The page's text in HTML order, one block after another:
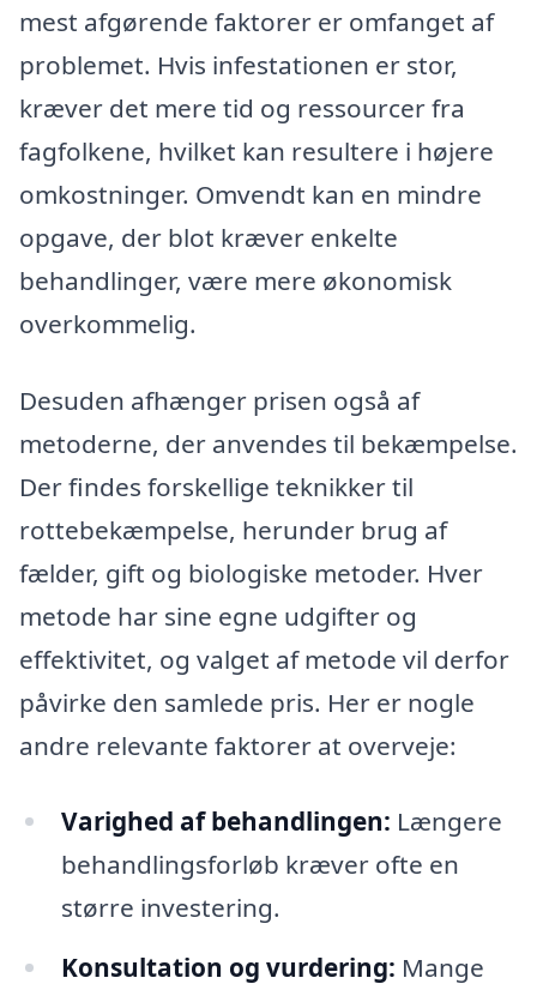
mest afgørende faktorer er omfanget af
problemet. Hvis infestationen er stor,
kræver det mere tid og ressourcer fra
fagfolkene, hvilket kan resultere i højere
omkostninger. Omvendt kan en mindre
opgave, der blot kræver enkelte
behandlinger, være mere økonomisk
overkommelig.
Desuden afhænger prisen også af
metoderne, der anvendes til bekæmpelse.
Der findes forskellige teknikker til
rottebekæmpelse, herunder brug af
fælder, gift og biologiske metoder. Hver
metode har sine egne udgifter og
effektivitet, og valget af metode vil derfor
påvirke den samlede pris. Her er nogle
andre relevante faktorer at overveje:
Varighed af behandlingen: Længere
behandlingsforløb kræver ofte en
større investering.
Konsultation og vurdering: Mange